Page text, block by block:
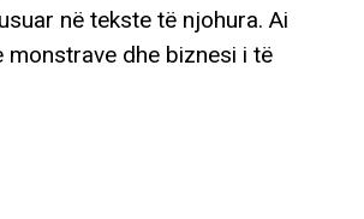
në tekste të njohura. Ai
dhe biznesi i të